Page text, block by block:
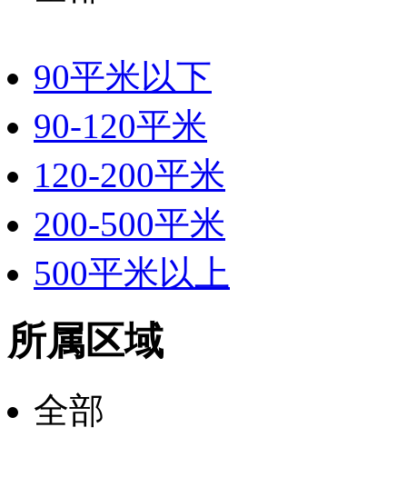
90平米以下
90-120平米
120-200平米
200-500平米
500平米以上
所属区域
全部